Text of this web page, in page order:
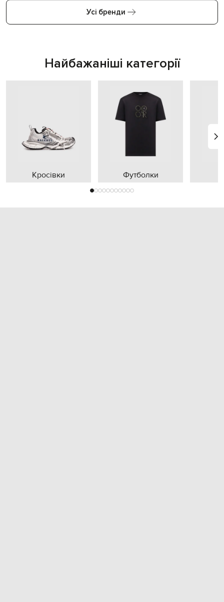
Усі бренди
Найбажаніші категорії
Кросівки Футболки